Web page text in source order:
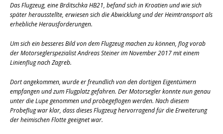
Das Flugzeug, eine Brditschka HB21, befand sich in Kroatien und wie sich
später herausstellte, erwiesen sich die Abwicklung und der Heimtransport als
erhebliche Herausforderungen.
Um sich ein besseres Bild von dem Flugzeug machen zu können, flog vorab
der Motorseglerspezialist Andreas Steiner im November 2017 mit einem
Linienflug nach Zagreb.
Dort angekommen, wurde er freundlich von den dortigen Eigentümern
empfangen und zum Flugplatz gefahren. Der Motorsegler konnte nun genau
unter die Lupe genommen und probegeflogen werden. Nach diesem
Probeflug war klar, dass dieses Flugzeug hervorragend für die Erweiterung
der heimischen Flotte geeignet war.